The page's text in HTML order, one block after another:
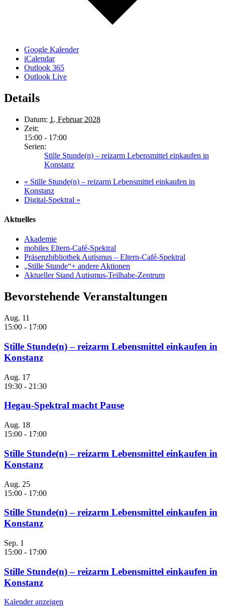
Google Kalender
iCalendar
Outlook 365
Outlook Live
Details
Datum: 1. Februar 2028
Zeit:
15:00 - 17:00
Serien:
Stille Stunde(n) – reizarm Lebensmittel einkaufen in
Konstanz
« Stille Stunde(n) – reizarm Lebensmittel einkaufen in
Konstanz
Digital-Spektral »
Aktuelles
Akademie
mobiles Eltern-Café-Spektral
Präsenzbibliothek Autismus – Eltern-Café-Spektral
„Stille Stunde“+ andere Aktionen
Aktueller Stand Autismus-Teilhabe-Zentrum
Bevorstehende Veranstaltungen
Aug. 11
15:00 - 17:00
Stille Stunde(n) – reizarm Lebensmittel einkaufen in
Konstanz
Aug. 17
19:30 - 21:30
Hegau-Spektral macht Pause
Aug. 18
15:00 - 17:00
Stille Stunde(n) – reizarm Lebensmittel einkaufen in
Konstanz
Aug. 25
15:00 - 17:00
Stille Stunde(n) – reizarm Lebensmittel einkaufen in
Konstanz
Sep. 1
15:00 - 17:00
Stille Stunde(n) – reizarm Lebensmittel einkaufen in
Konstanz
Kalender anzeigen